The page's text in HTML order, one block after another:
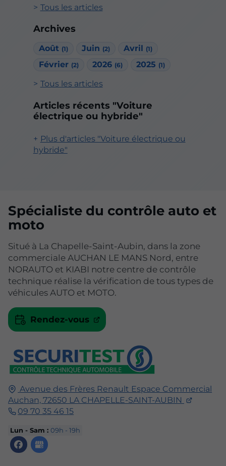
Tous les articles
Archives
Août (1) Juin (2) Avril (1)
Février (2) 2026 (6) 2025 (1)
Tous les articles
Articles récents "Voiture
électrique ou hybride"
Plus d'articles "Voiture électrique ou
hybride"
Avenue des Frères Renault Espace Commercial
Auchan, 72650 LA CHAPELLE-SAINT-AUBIN
09 70 35 46 15
Lun - Sam :09h - 19h
Spécialiste du contrôle auto et
moto
Situé à La Chapelle-Saint-Aubin, dans la zone
commerciale AUCHAN LE MANS Nord, entre
NORAUTO et KIABI notre centre de contrôle
technique réalise la vérification de tous types de
véhicules AUTO et MOTO.
Rendez-vous